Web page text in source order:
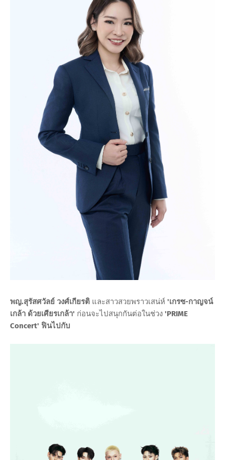
พญ.สุรัสศวัลย์ วงศ์เกียรติ และสาวสวยพราวเสน่ห์ 'เกรซ-กาญจน์
เกล้า ด้วยเศียรเกล้า' ก่อนจะไปสนุกกันต่อในช่วง 'PRIME
Concert' ฟินไปกับ